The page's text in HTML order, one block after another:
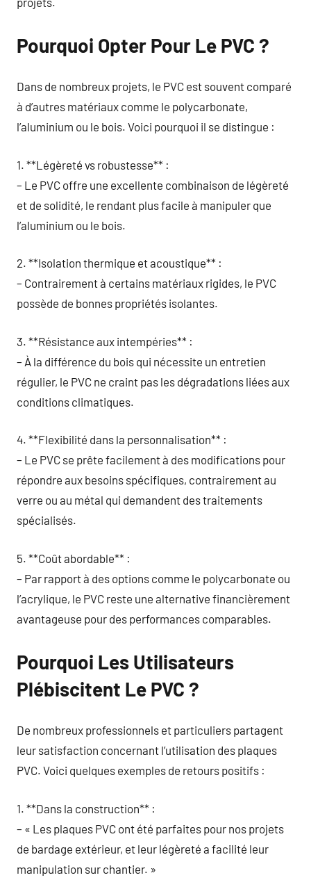
Pourquoi Opter Pour Le PVC ?
Dans de nombreux projets, le PVC est souvent comparé
à d’autres matériaux comme le polycarbonate,
l’aluminium ou le bois. Voici pourquoi il se distingue :
1. **Légèreté vs robustesse** :
– Le PVC offre une excellente combinaison de légèreté
et de solidité, le rendant plus facile à manipuler que
l’aluminium ou le bois.
2. **Isolation thermique et acoustique** :
– Contrairement à certains matériaux rigides, le PVC
possède de bonnes propriétés isolantes.
3. **Résistance aux intempéries** :
– À la différence du bois qui nécessite un entretien
régulier, le PVC ne craint pas les dégradations liées aux
conditions climatiques.
4. **Flexibilité dans la personnalisation** :
– Le PVC se prête facilement à des modifications pour
répondre aux besoins spécifiques, contrairement au
verre ou au métal qui demandent des traitements
spécialisés.
5. **Coût abordable** :
– Par rapport à des options comme le polycarbonate ou
l’acrylique, le PVC reste une alternative financièrement
avantageuse pour des performances comparables.
Pourquoi Les Utilisateurs
Plébiscitent Le PVC ?
De nombreux professionnels et particuliers partagent
leur satisfaction concernant l’utilisation des plaques
PVC. Voici quelques exemples de retours positifs :
1. **Dans la construction** :
– « Les plaques PVC ont été parfaites pour nos projets
de bardage extérieur, et leur légèreté a facilité leur
manipulation sur chantier. »